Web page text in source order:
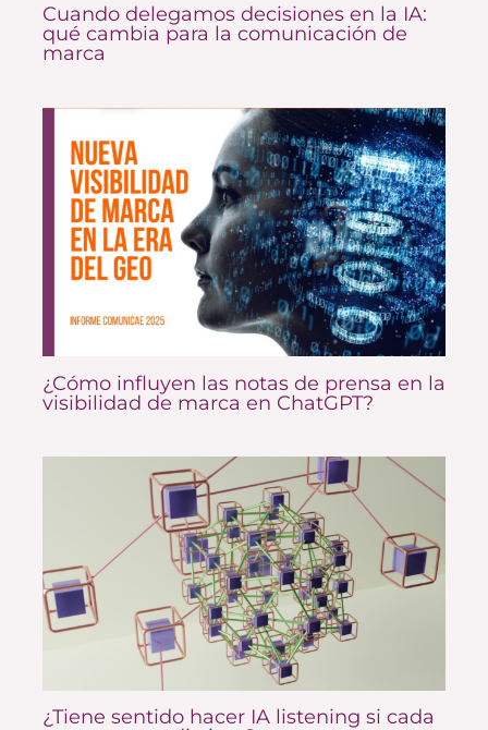
Cuando delegamos decisiones en la IA:
qué cambia para la comunicación de
marca
¿Cómo influyen las notas de prensa en la
visibilidad de marca en ChatGPT?
¿Tiene sentido hacer IA listening si cada